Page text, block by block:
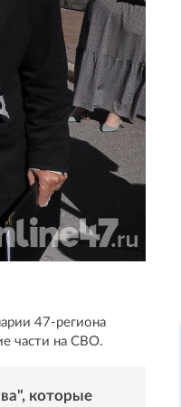
47-региона
части на СВО.
которые